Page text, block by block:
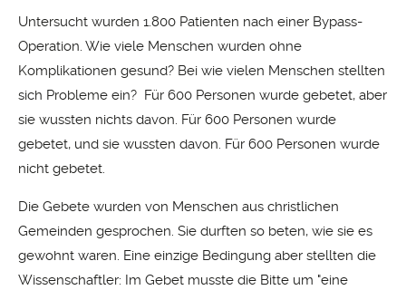
Untersucht wurden 1.800 Patienten nach einer Bypass-
Operation. Wie viele Menschen wurden ohne
Komplikationen gesund? Bei wie vielen Menschen stellten
sich Probleme ein? Für 600 Personen wurde gebetet, aber
sie wussten nichts davon. Für 600 Personen wurde
gebetet, und sie wussten davon. Für 600 Personen wurde
nicht gebetet.
Die Gebete wurden von Menschen aus christlichen
Gemeinden gesprochen. Sie durften so beten, wie sie es
gewohnt waren. Eine einzige Bedingung aber stellten die
Wissenschaftler: Im Gebet musste die Bitte um "eine